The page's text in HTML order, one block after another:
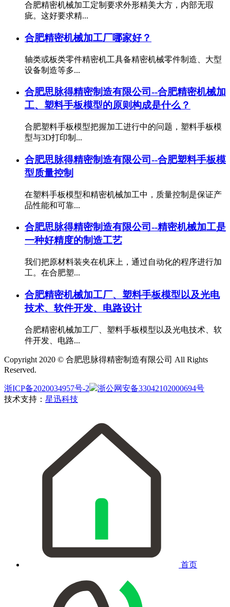
合肥精密机械加工定制要求外形精美大方，内部无瑕
疵。这好要求精...
合肥精密机械加工厂哪家好？
轴类或板类零件精密机工具备精密机械零件制造、大型
设备制造等多...
合肥思脉得精密制造有限公司--合肥精密机械加
工、塑料手板模型的原则构成是什么？
合肥塑料手板模型把握加工进行中的问题，塑料手板模
型与3D打印制...
合肥思脉得精密制造有限公司--合肥塑料手板模
型质量控制
在塑料手板模型和精密机械加工中，质量控制是保证产
品性能和可靠...
合肥思脉得精密制造有限公司--精密机械加工是
一种好精度的制造工艺
我们把原材料装夹在机床上，通过自动化的程序进行加
工。在合肥塑...
合肥精密机械加工厂、塑料手板模型以及光电
技术、软件开发、电路设计
合肥精密机械加工厂、塑料手板模型以及光电技术、软
件开发、电路...
Copyright 2020 © 合肥思脉得精密制造有限公司 All Rights
Reserved.
浙ICP备2020034957号-2
浙公网安备33042102000694号
技术支持： 星迅科技
首页